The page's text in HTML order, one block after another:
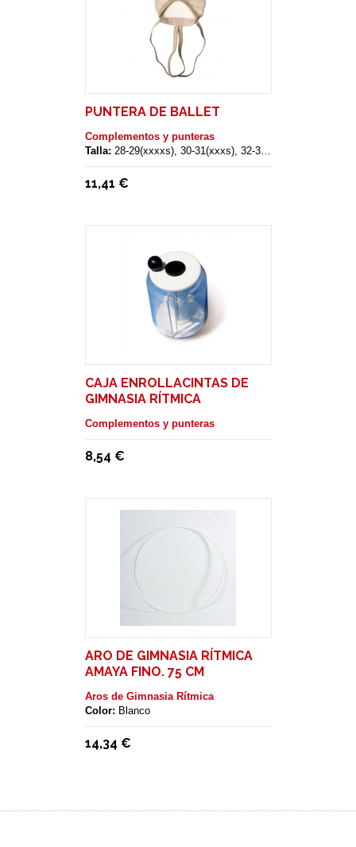
PUNTERA DE BALLET
Complementos y punteras
Talla: 28-29(xxxxs), 30-31(xxxs), 32-33(xxs), 34-35(xs), 36-37(s), 38-39(m), 40-41(l), 42-43(xl)
11,41 €
CAJA ENROLLACINTAS DE
GIMNASIA RÍTMICA
Complementos y punteras
8,54 €
ARO DE GIMNASIA RÍTMICA
AMAYA FINO. 75 CM
Aros de Gimnasia Rítmica
Color: Blanco
14,34 €